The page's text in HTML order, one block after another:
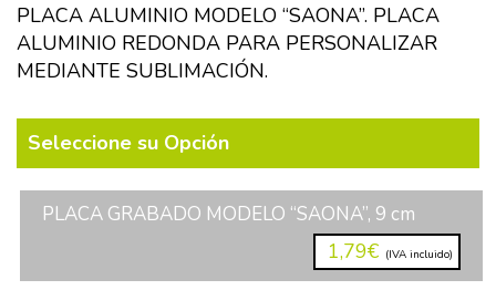
PLACA ALUMINIO MODELO “SAONA”. PLACA
ALUMINIO REDONDA PARA PERSONALIZAR
MEDIANTE SUBLIMACIÓN.
Seleccione su Opción
PLACA GRABADO MODELO “SAONA”, 9 cm
1,79€ (IVA incluido)